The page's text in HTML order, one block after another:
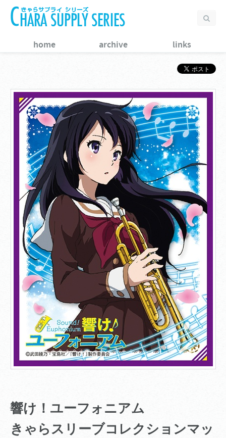
home archive links
響け！ユーフォニアム
きゃらスリーブコレクションマッ